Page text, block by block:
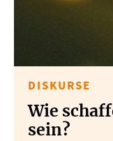
DISKURSE
Wie
sein?